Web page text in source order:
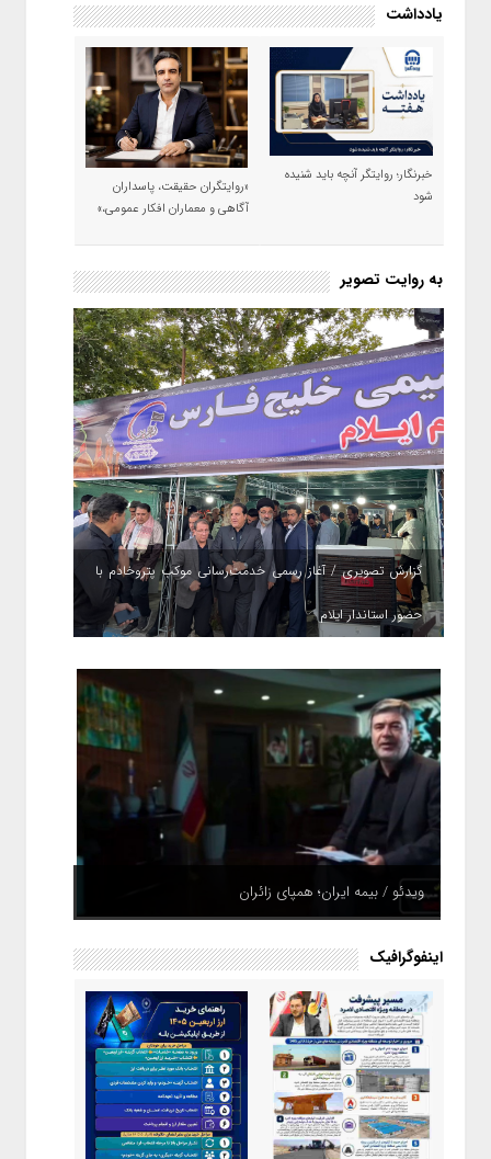
یادداشت
خبرنگار؛ روایتگر آنچه باید شنیده
شود
«روایتگران حقیقت، پاسداران
آگاهی و معماران افکار عمومی،»
به روایت تصویر
گزارش تصویری / آغاز رسمی خدمت‌رسانی موکب پتروخادم با
حضور استاندار ایلام
ویدئو / بیمه ایران؛ همپای زائران
اینفوگرافیک